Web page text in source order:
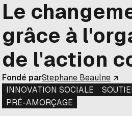
Le
grâce à
de l'action
Fondé parStephane Beaulne
INNOVATION SOCIALE
PRÉ-AMORÇAGE